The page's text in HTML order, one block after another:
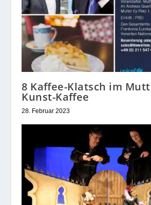
8 Kaffee-Klatsch im
Kunst-Kaffee
28. Februar 2023